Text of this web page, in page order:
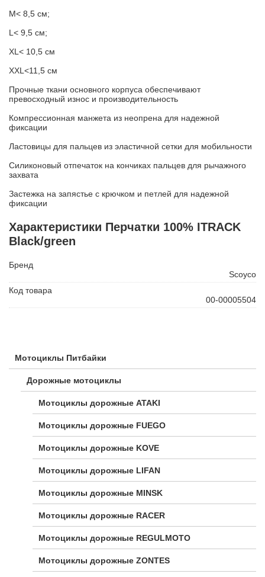
Мотоциклы Питбайки
Дорожные мотоциклы
Мотоциклы дорожные ATAKI
Мотоциклы дорожные FUEGO
Мотоциклы дорожные KOVE
Мотоциклы дорожные LIFAN
Мотоциклы дорожные MINSK
Мотоциклы дорожные RACER
Мотоциклы дорожные REGULMOTO
Мотоциклы дорожные ZONTES
М< 8,5 см;
L< 9,5 см;
XL< 10,5 см
XXL<11,5 см
Прочные ткани основного корпуса обеспечивают
превосходный износ и производительность
Компрессионная манжета из неопрена для надежной
фиксации
Ластовицы для пальцев из эластичной сетки для мобильности
Силиконовый отпечаток на кончиках пальцев для рычажного
захвата
Застежка на запястье с крючком и петлей для надежной
фиксации
Характеристики Перчатки 100% ITRACK
Black/green
Бренд
Scoyco
Код товара
00-00005504